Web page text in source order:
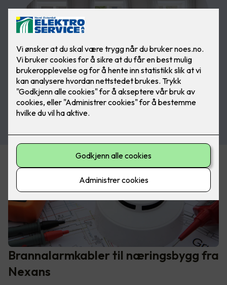
Brannalarmkabler til næringsbygg fra
Nexans